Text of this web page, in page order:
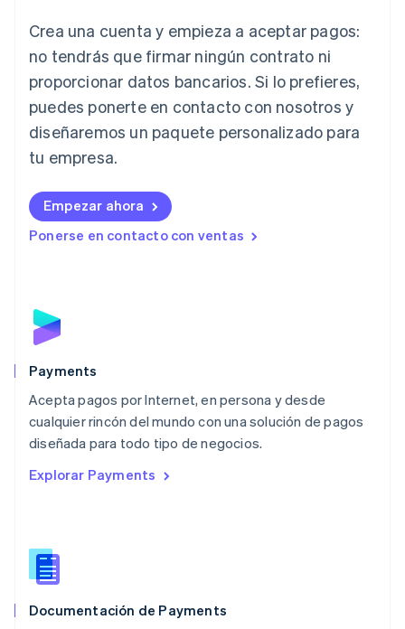
Crea una cuenta y empieza a aceptar pagos:
no tendrás que firmar ningún contrato ni
proporcionar datos bancarios. Si lo prefieres,
puedes ponerte en contacto con nosotros y
diseñaremos un paquete personalizado para
tu empresa.
Empezar ahora
Ponerse en contacto con ventas
Payments
Acepta pagos por Internet, en persona y desde
cualquier rincón del mundo con una solución de pagos
diseñada para todo tipo de negocios.
Explorar Payments
Documentación de Payments
English
Italia
ItalianoEnglish
Japón
日本語 English
Letonia
Liechtenstein
Lituania
English
Luxemburgo
Malta
English
EspañolEnglish
English
Nueva Zelanda
English
NederlandsEnglish
Português
RAE de Hong Kong, China
Reino Unido